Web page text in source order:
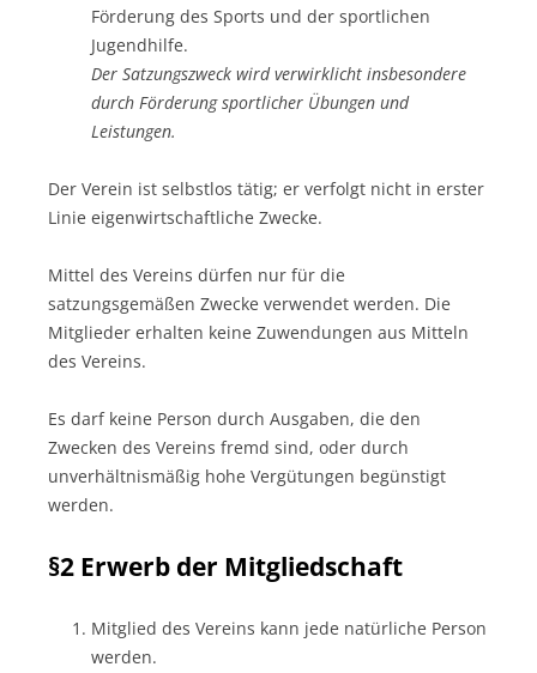
Förderung des Sports und der sportlichen
Jugendhilfe.
Der Satzungszweck wird verwirklicht insbesondere
durch Förderung sportlicher Übungen und
Leistungen.
Der Verein ist selbstlos tätig; er verfolgt nicht in erster
Linie eigenwirtschaftliche Zwecke.
Mittel des Vereins dürfen nur für die
satzungsgemäßen Zwecke verwendet werden. Die
Mitglieder erhalten keine Zuwendungen aus Mitteln
des Vereins.
Es darf keine Person durch Ausgaben, die den
Zwecken des Vereins fremd sind, oder durch
unverhältnismäßig hohe Vergütungen begünstigt
werden.
§2 Erwerb der Mitgliedschaft
Mitglied des Vereins kann jede natürliche Person
werden.